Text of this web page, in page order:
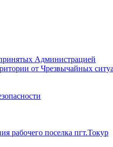
Администрацией
от Чрезвычайных
рабочего поселка пгт.Токур